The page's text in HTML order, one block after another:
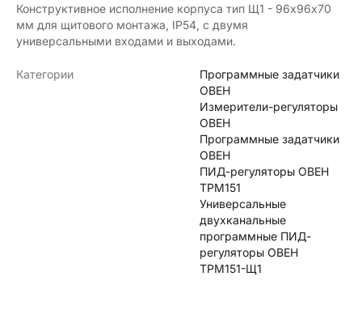
Конструктивное исполнение корпуса тип Щ1 - 96х96х70
мм для щитового монтажа, IP54, с двумя
универсальными входами и выходами.
Категории
Программные задатчики
ОВЕН
Измерители-регуляторы
ОВЕН
Программные задатчики
ОВЕН
ПИД-регуляторы ОВЕН
ТРМ151
Универсальные
двухканальные
программные ПИД-
регуляторы ОВЕН
ТРМ151-Щ1